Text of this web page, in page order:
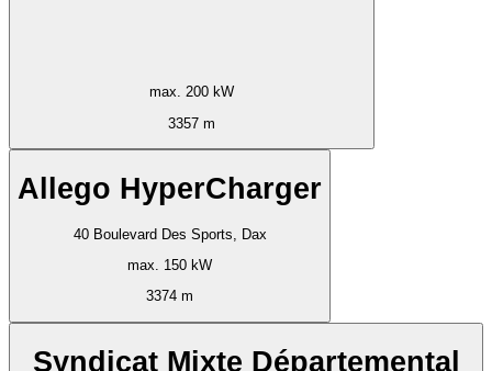
max. 200 kW
3357 m
Allego HyperCharger
40 Boulevard Des Sports, Dax
max. 150 kW
3374 m
Syndicat Mixte Départemental